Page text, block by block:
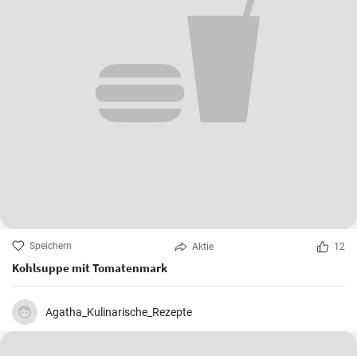
Speichern Aktie 12
Kohlsuppe mit Tomatenmark
Agatha_Kulinarische_Rezepte